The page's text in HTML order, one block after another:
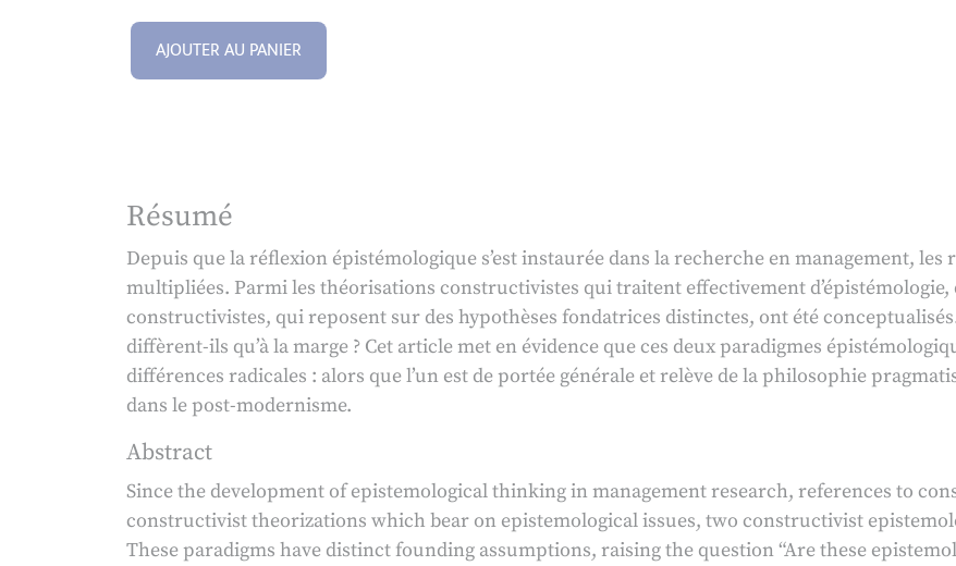
AJOUTER AU PANIER
Résumé
Depuis que la réflexion épistémologique s’est instaurée dans la recherche en management,
multipliées. Parmi les théorisations constructivistes qui traitent effectivement
constructivistes, qui reposent sur des hypothèses fondatrices distinctes, ont été
diffèrent-ils qu’à la marge ? Cet article met en évidence que ces deux paradigmes
différences radicales : alors que l’un est de portée générale et relève de la philosophie
dans le post-modernisme.
Abstract
Since the development of epistemological thinking in management research, references to
constructivist theorizations which bear on epistemological issues, two constructivist
These paradigms have distinct founding assumptions, raising the question “Are these